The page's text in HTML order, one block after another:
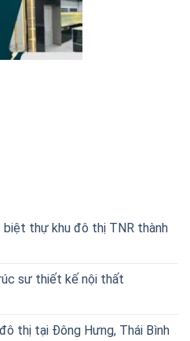
biệt thự khu đô thị TNR thành
sư thiết kế nội thất
thị tại Đông Hưng, Thái Bình